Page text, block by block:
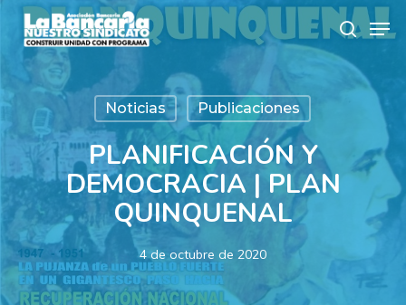
Skip
main
content
search
Noticias Publicaciones
PLANIFICACIÓN Y
DEMOCRACIA | PLAN
QUINQUENAL
4 de octubre de 2020